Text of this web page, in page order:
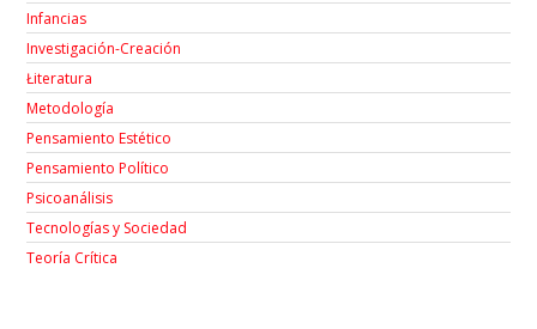
Infancias
Investigación-Creación
Łiteratura
Metodología
Pensamiento Estético
Pensamiento Político
Psicoanálisis
Tecnologías y Sociedad
Teoría Crítica